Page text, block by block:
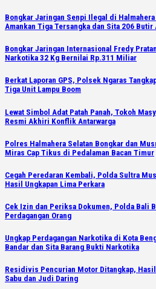
Bongkar Jaringan Senpi Ilegal di
Amankan Tiga Tersangka dan Sita 206 Butir
Bongkar Jaringan Internasional Fredy
Narkotika 32 Kg Bernilai Rp.311 Miliar
Berkat Laporan GPS, Polsek Ngaras
Tiga Unit Lampu Boom
Lewat Simbol Adat Patah Panah, Tokoh
Resmi Akhiri Konflik Antarwarga
Polres Halmahera Selatan Bongkar dan
Miras Cap Tikus di Pedalaman Bacan Timur
Cegah Peredaran Kembali, Polda Sultra
Hasil Ungkapan Lima Perkara
Cek Izin dan Periksa Dokumen, Polda Bali
Perdagangan Orang
Ungkap Perdagangan Narkotika di Kota
Bandar dan Sita Barang Bukti Narkotika
Residivis Pencurian Motor Ditangkap,
Sabu dan Judi Daring